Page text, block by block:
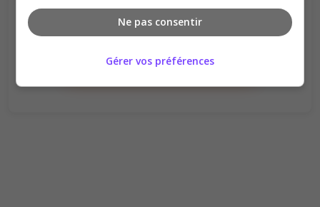
Qualité
Staff du serveur
Ambiance
Disponibilité
Donner le premier avis
Ne pas consentir
Gérer vos préférences